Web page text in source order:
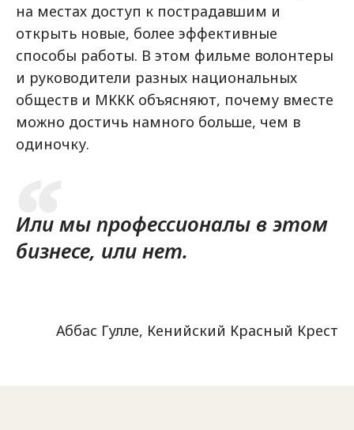
на местах доступ к пострадавшим и
открыть новые, более эффективные
способы работы. В этом фильме волонтеры
и руководители разных национальных
обществ и МККК объясняют, почему вместе
можно достичь намного больше, чем в
одиночку.
Или мы профессионалы в этом
бизнесе, или нет.
Аббас Гулле, Кенийский Красный Крест